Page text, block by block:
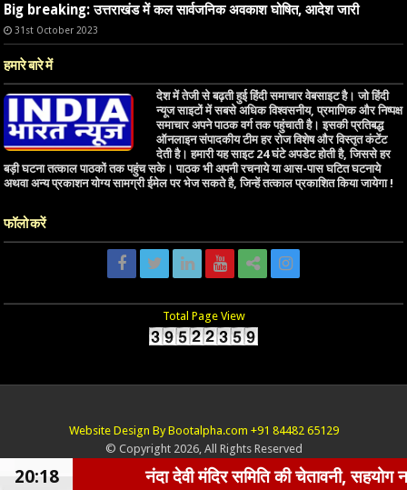
Big breaking: उत्तराखंड में कल सार्वजनिक अवकाश घोषित, आदेश जारी
31st October 2023
हमारे बारे में
देश में तेजी से बढ़ती हुई हिंदी समाचार वेबसाइट है। जो हिंदी
न्यूज साइटों में सबसे अधिक विश्वसनीय, प्रमाणिक और निष्पक्ष
समाचार अपने पाठक वर्ग तक पहुंचाती है। इसकी प्रतिबद्ध
ऑनलाइन संपादकीय टीम हर रोज विशेष और विस्तृत कंटेंट
देती है। हमारी यह साइट 24 घंटे अपडेट होती है, जिससे हर
बड़ी घटना तत्काल पाठकों तक पहुंच सके। पाठक भी अपनी रचनाये या आस-पास घटित घटनाये
अथवा अन्य प्रकाशन योग्य सामग्री ईमेल पर भेज सकते है, जिन्हें तत्काल प्रकाशित किया जायेगा !
फॉलो करें
Total Page View
Website Design By Bootalpha.com +91 84482 65129
© Copyright 2026, All Rights Reserved
नंदा देवी मंदिर समिति की चेतावनी, सहयोग नहीं करने
20:18